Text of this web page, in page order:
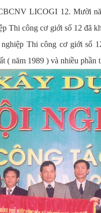
LICOGI 12. Mười
Thi công cơ giới số 12 đã
Thi công cơ giới số
( năm 1989 ) và nhiều phần